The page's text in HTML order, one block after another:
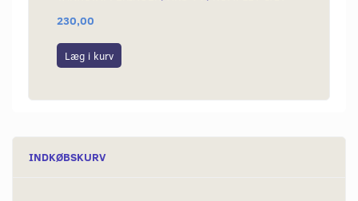
230,00
Læg i kurv
INDKØBSKURV